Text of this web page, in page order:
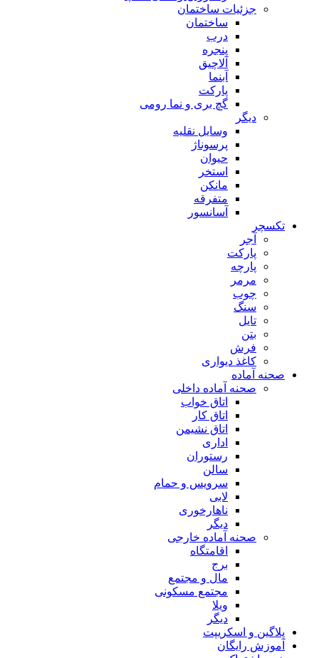
جزئیات ساختمان
ساختمان
درب
پنجره
آلاچیق
آبنما
پارکت
گچ بری و نما رومی
دیگر
وسایل نقلیه
پرسوناژ
حیوان
استخر
مانکن
متفرقه
آسانسور
تکسچر
آجر
پارکت
پارچه
مرمر
چوب
سنگ
تایل
بتن
فرش
کاغذ دیواری
صحنه آماده
صحنه آماده داخلی
اتاق خواب
اتاق کار
اتاق نشیمن
اداری
رستوران
سالن
سرویس و حمام
لابی
ناهارخوری
دیگر
صحنه آماده خارجی
اقامتگاه
برج
مال و مجتمع
مجتمع مسکونی
ویلا
دیگر
پلاگین و اسکریپت
آموزش رایگان